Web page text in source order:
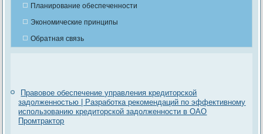
Планирование обеспеченности
Экономические принципы
Обратная связь
Правовое обеспечение управления кредиторской
задолженностью | Разработка рекомендаций по эффективному
использованию кредиторской задолженности в ОАО
Промтрактор